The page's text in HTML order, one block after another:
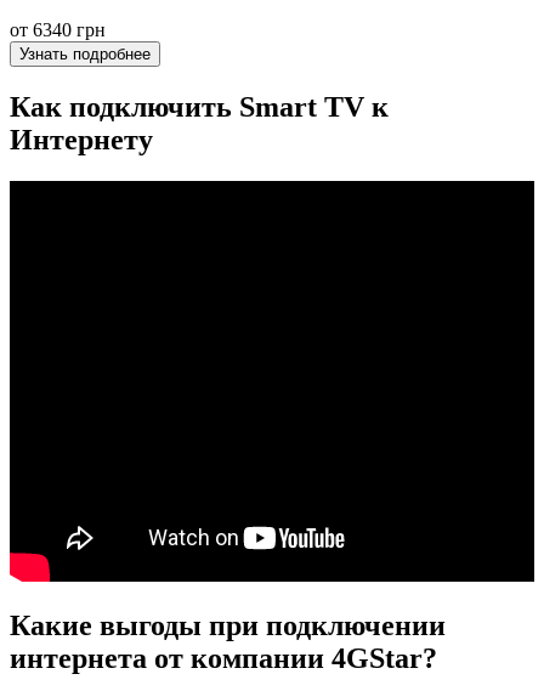
от 6340 грн
Узнать подробнее
Как подключить Smart TV к
Интернету
Какие выгоды при подключении
интернета от компании 4GStar?